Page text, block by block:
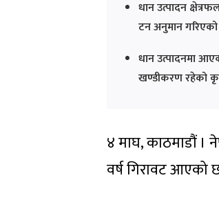
धान उत्पादन
टन अनुमान
धान उत्पादनमा
खण्डीकरण रहेको
४ माघ, काठमाडौं ।
वर्ष गिरावट आएको